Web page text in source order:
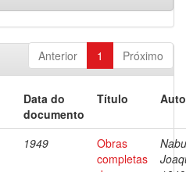
Anterior 1 Próximo
Data do
documento
Título
1949
Obras
completas